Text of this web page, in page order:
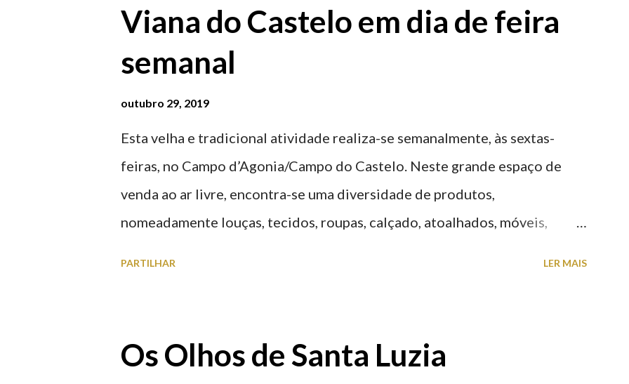
Parque da Estação Viana Shopping é grátis de 2ª a 5ª feira a partir das
20:00 (DIAS ÚTEIS)
Viana do Castelo em dia de feira
semanal
outubro 29, 2019
Esta velha e tradicional atividade realiza-se semanalmente, às sextas-
feiras, no Campo d’Agonia/Campo do Castelo. Neste grande espaço de
venda ao ar livre, encontra-se uma diversidade de produtos,
nomeadamente louças, tecidos, roupas, calçado, atoalhados, móveis,
Feira Semanal em Viana do Castelo (2019.10.25) Feira Semanal em Viana
PARTILHAR LER MAIS
Os Olhos de Santa Luzia